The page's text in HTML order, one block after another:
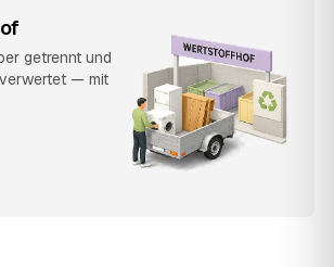
getrennt und
— mit